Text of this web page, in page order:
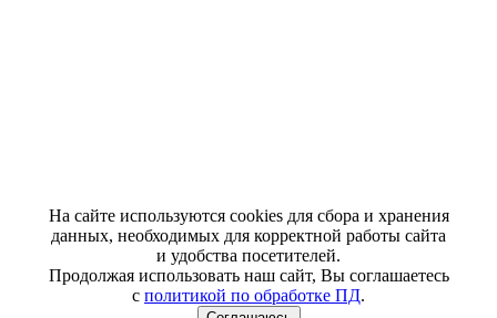
На сайте используются cookies для сбора и хранения
данных, необходимых для корректной работы сайта
и удобства посетителей.
Продолжая использовать наш сайт, Вы соглашаетесь
с политикой по обработке ПД.